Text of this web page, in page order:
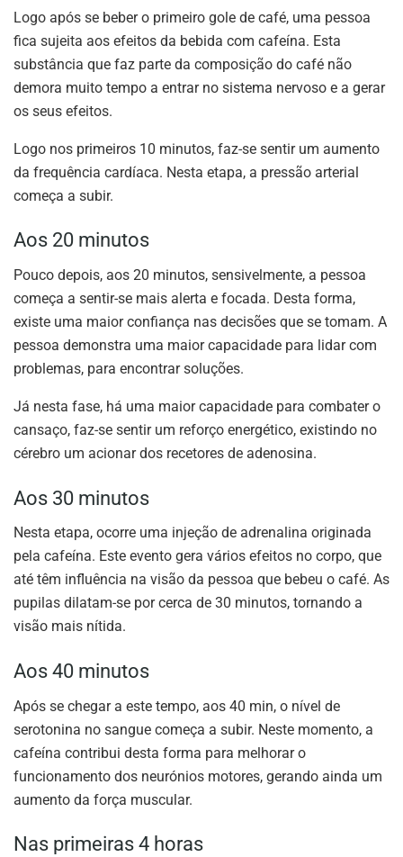
Logo após se beber o primeiro gole de café, uma pessoa
fica sujeita aos efeitos da bebida com cafeína. Esta
substância que faz parte da composição do café não
demora muito tempo a entrar no sistema nervoso e a gerar
os seus efeitos.
Logo nos primeiros 10 minutos, faz-se sentir um aumento
da frequência cardíaca. Nesta etapa, a pressão arterial
começa a subir.
Aos 20 minutos
Pouco depois, aos 20 minutos, sensivelmente, a pessoa
começa a sentir-se mais alerta e focada. Desta forma,
existe uma maior confiança nas decisões que se tomam. A
pessoa demonstra uma maior capacidade para lidar com
problemas, para encontrar soluções.
Já nesta fase, há uma maior capacidade para combater o
cansaço, faz-se sentir um reforço energético, existindo no
cérebro um acionar dos recetores de adenosina.
Aos 30 minutos
Nesta etapa, ocorre uma injeção de adrenalina originada
pela cafeína. Este evento gera vários efeitos no corpo, que
até têm influência na visão da pessoa que bebeu o café. As
pupilas dilatam-se por cerca de 30 minutos, tornando a
visão mais nítida.
Aos 40 minutos
Após se chegar a este tempo, aos 40 min, o nível de
serotonina no sangue começa a subir. Neste momento, a
cafeína contribui desta forma para melhorar o
funcionamento dos neurónios motores, gerando ainda um
aumento da força muscular.
Nas primeiras 4 horas